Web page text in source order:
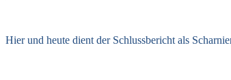
Hier und heute dient der Schlussbericht als